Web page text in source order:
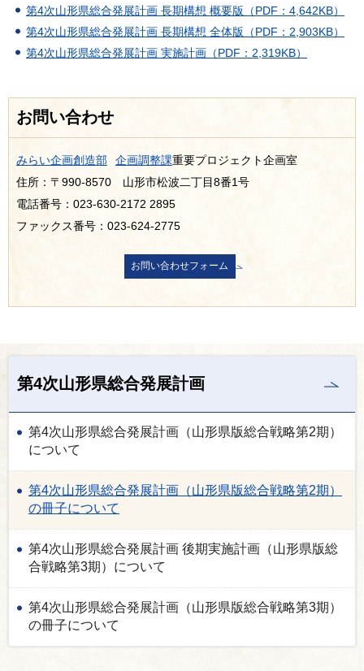
第4次山形県総合発展計画 長期構想 概要版（PDF：4,642KB）
第4次山形県総合発展計画 長期構想 全体版（PDF：2,903KB）
第4次山形県総合発展計画 実施計画（PDF：2,319KB）
お問い合わせ
みらい企画創造部 企画調整課重要プロジェクト企画室
住所：〒990-8570 山形市松波二丁目8番1号
電話番号：023-630-2172 2895
ファックス番号：023-624-2775
第4次山形県総合発展計画
第4次山形県総合発展計画（山形県版総合戦略第2期）
について
第4次山形県総合発展計画（山形県版総合戦略第2期）
の冊子について
第4次山形県総合発展計画 後期実施計画（山形県版総
合戦略第3期）について
第4次山形県総合発展計画（山形県版総合戦略第3期）
の冊子について